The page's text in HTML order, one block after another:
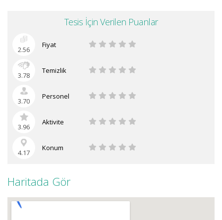
Tesis İçin Verilen Puanlar
2.56
Fiyat
3.78
Temizlik
3.70
Personel
3.96
Aktivite
4.17
Konum
Haritada Gör